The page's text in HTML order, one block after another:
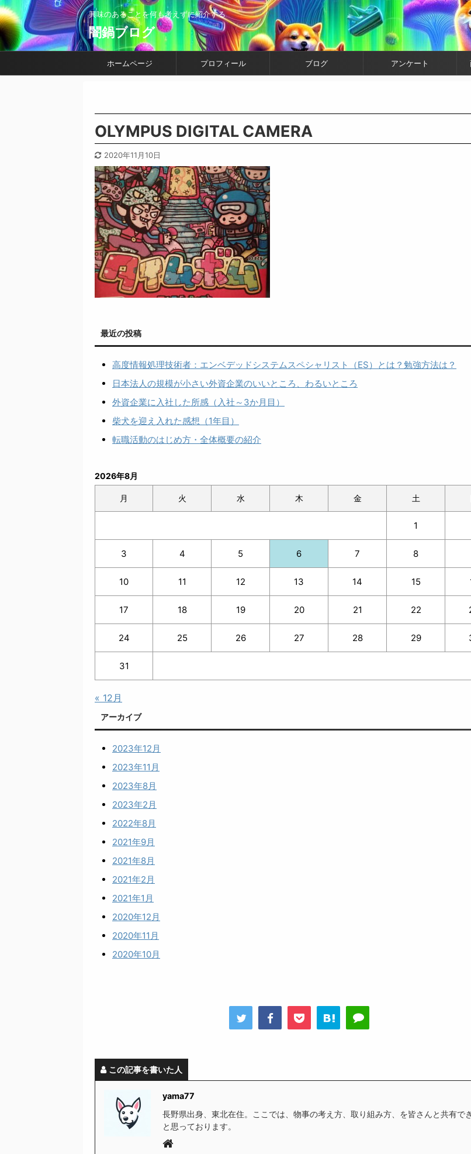
興味のあることを何も考えずに紹介する
闇鍋ブログ
ホームページ プロフィール ブログ アンケート
OLYMPUS DIGITAL CAMERA
2020年11月10日
最近の投稿
高度情報処理技術者：エンベデッドシステムスペシャリスト（ES）とは？勉強方法は？
日本法人の規模が小さい外資企業のいいところ、わるいところ
外資企業に入社した所感（入社～3か月目）
柴犬を迎え入れた感想（1年目）
転職活動のはじめ方・全体概要の紹介
2026年8月
月 火 水 木 金 土
1
3 4 5 6 7 8
10 11 12 13 14 15
17 18 19 20 21 22
24 25 26 27 28 29
31
« 12月
アーカイブ
2023年12月
2023年11月
2023年8月
2023年2月
2022年8月
2021年9月
2021年8月
2021年2月
2021年1月
2020年12月
2020年11月
2020年10月
この記事を書いた人
yama77
長野県出身、東北在住。ここでは、物事の考え方、取り組み方、を皆さんと共有で
と思っております。